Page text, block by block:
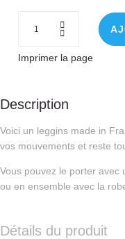
Imprimer la page
Description
Voici un leggins made in
vos mouvements et reste
Vous pouvez le porter avec
ou en ensemble avec la
Détails du produit